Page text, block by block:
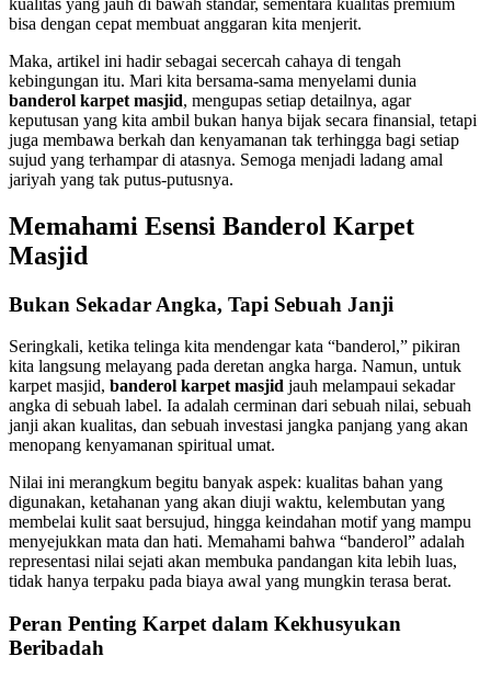
bisa dengan cepat membuat anggaran kita menjerit.
Maka, artikel ini hadir sebagai secercah cahaya di tengah
kebingungan itu. Mari kita bersama-sama menyelami dunia
banderol karpet masjid, mengupas setiap detailnya, agar
keputusan yang kita ambil bukan hanya bijak secara finansial, tetapi
juga membawa berkah dan kenyamanan tak terhingga bagi setiap
sujud yang terhampar di atasnya. Semoga menjadi ladang amal
jariyah yang tak putus-putusnya.
Memahami Esensi Banderol Karpet
Masjid
Bukan Sekadar Angka, Tapi Sebuah Janji
Seringkali, ketika telinga kita mendengar kata “banderol,” pikiran
kita langsung melayang pada deretan angka harga. Namun, untuk
karpet masjid, banderol karpet masjid jauh melampaui sekadar
angka di sebuah label. Ia adalah cerminan dari sebuah nilai, sebuah
janji akan kualitas, dan sebuah investasi jangka panjang yang akan
menopang kenyamanan spiritual umat.
Nilai ini merangkum begitu banyak aspek: kualitas bahan yang
digunakan, ketahanan yang akan diuji waktu, kelembutan yang
membelai kulit saat bersujud, hingga keindahan motif yang mampu
menyejukkan mata dan hati. Memahami bahwa “banderol” adalah
representasi nilai sejati akan membuka pandangan kita lebih luas,
tidak hanya terpaku pada biaya awal yang mungkin terasa berat.
Peran Penting Karpet dalam Kekhusyukan
Beribadah